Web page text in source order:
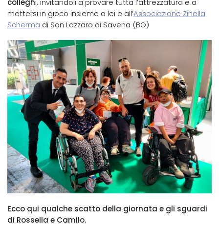
colleghi, invitandoli a provare tutta l’attrezzatura e a
mettersi in gioco insieme a lei e all’Associazione Zinella
Scherma di San Lazzaro di Savena (BO)
Ecco qui qualche scatto della giornata e gli sguardi
di Rossella e Camilo.